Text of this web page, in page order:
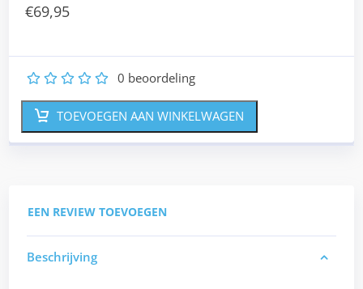
€69,95
5
4
3
2 0 beoordeling
TOEVOEGEN AAN WINKELWAGEN
EEN REVIEW TOEVOEGEN
Beschrijving